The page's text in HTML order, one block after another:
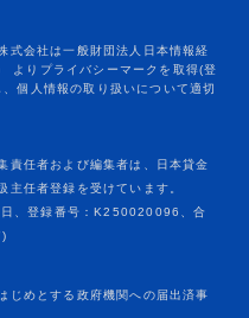
責任者および編集者は、日本貸金
主任者登録を受けています。
、登録番号：K250020096、合
じめとする政府機関への届出済事